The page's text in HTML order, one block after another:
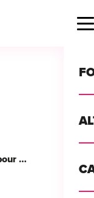
?
5 tips actionnables pour utiliser l'IA au quotidien